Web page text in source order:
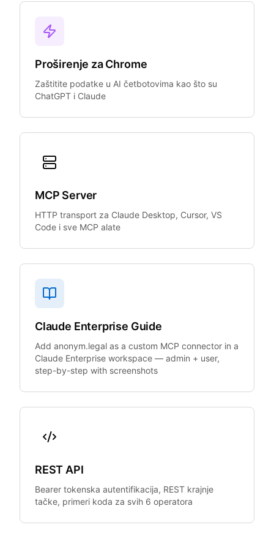
Proširenje za Chrome
Zaštitite podatke u AI četbotovima kao što su
ChatGPT i Claude
MCP Server
HTTP transport za Claude Desktop, Cursor, VS
Code i sve MCP alate
Claude Enterprise Guide
Add anonym.legal as a custom MCP connector in a
Claude Enterprise workspace — admin + user,
step-by-step with screenshots
REST API
Bearer tokenska autentifikacija, REST krajnje
tačke, primeri koda za svih 6 operatora